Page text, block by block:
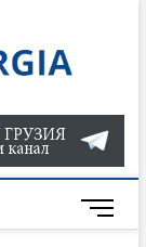
О
В
ГРУЗИИ
M
e